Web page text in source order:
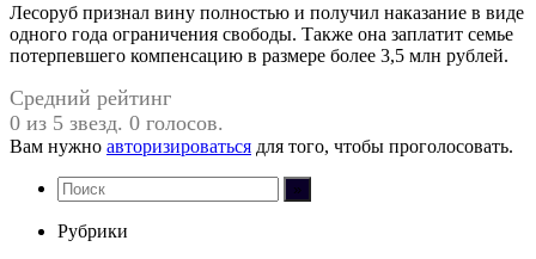
Лесоруб признал вину полностью и получил наказание в виде
одного года ограничения свободы. Также она заплатит семье
потерпевшего компенсацию в размере более 3,5 млн рублей.
Средний рейтинг
0 из 5 звезд. 0 голосов.
Вам нужно авторизироваться для того, чтобы проголосовать.
Рубрики